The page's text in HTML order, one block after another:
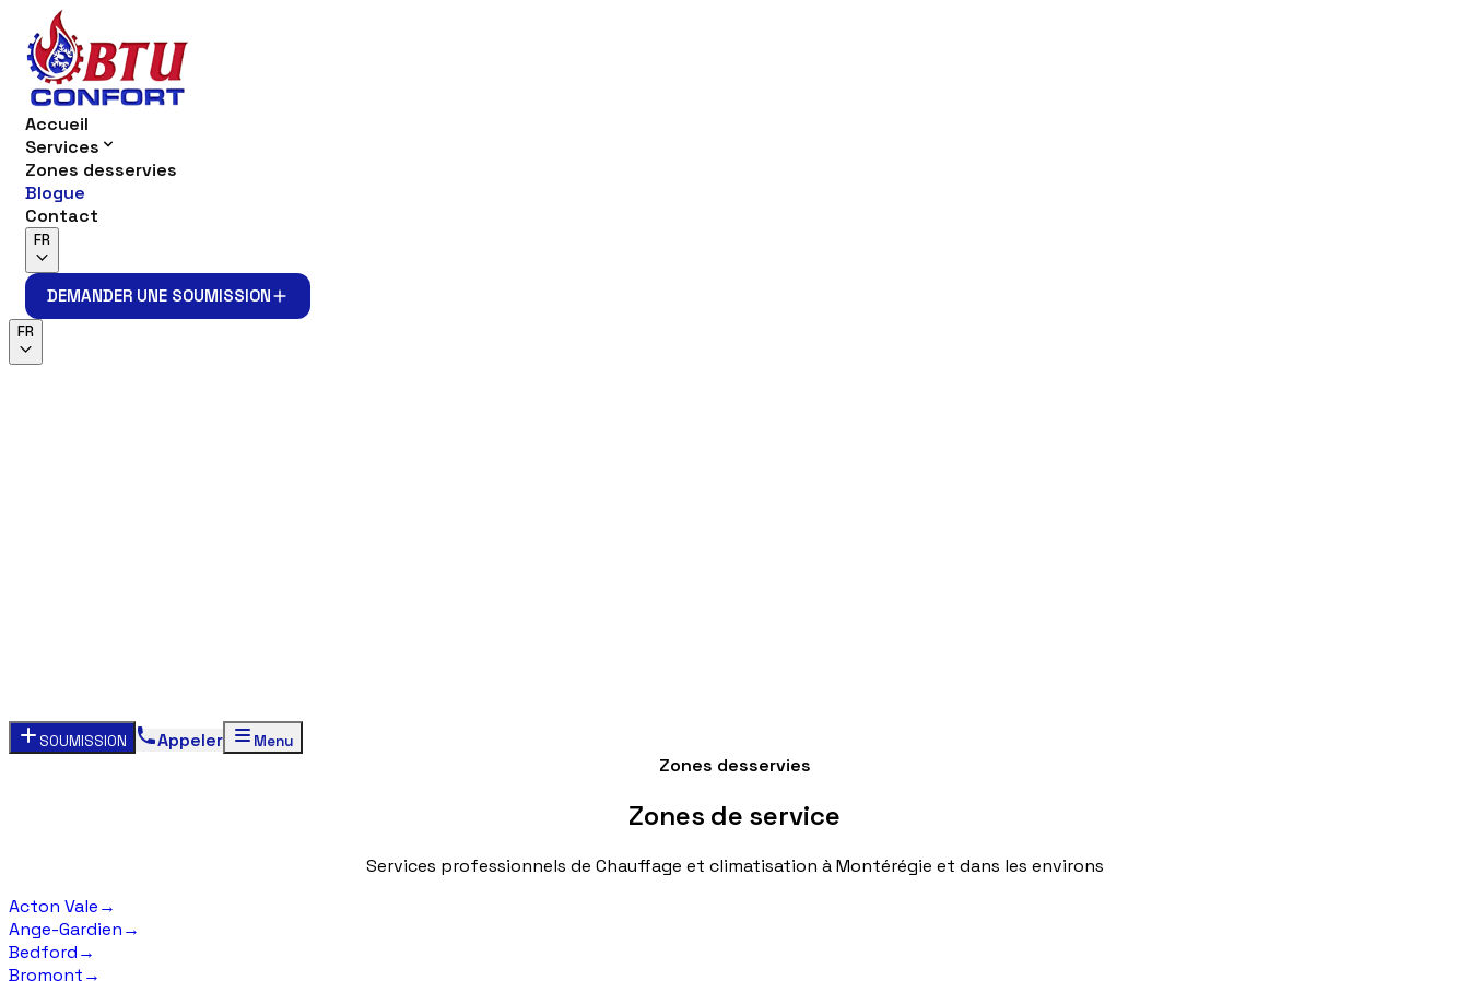
Accueil
Services
Zones desservies
Blogue
Contact
FR
DEMANDER UNE SOUMISSION
DEMANDER UNE SOUMISSION
FR
SOUMISSION Appeler Menu
Zones desservies
Zones de service
Services professionnels de Chauffage et climatisation à Montérégie et dans les environs
Acton Vale→
Ange-Gardien→
Bedford→
Bromont→